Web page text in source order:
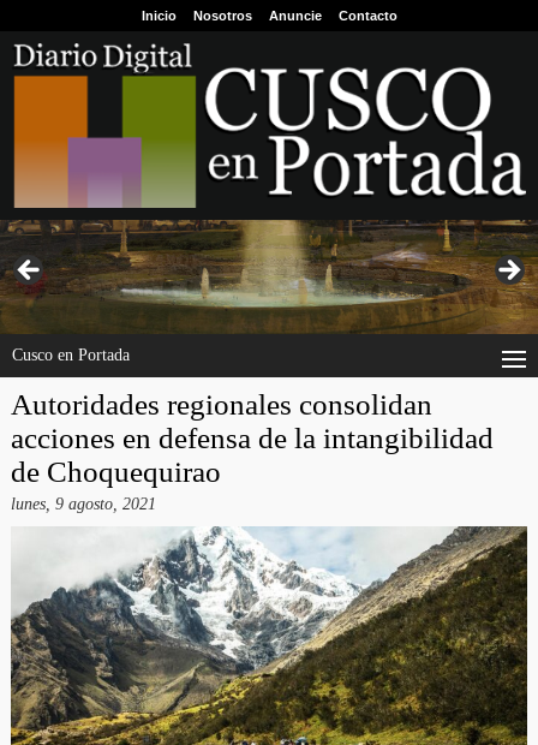
Inicio Nosotros Anuncie Contacto
Cusco en Portada
Autoridades regionales consolidan
acciones en defensa de la intangibilidad
de Choquequirao
lunes, 9 agosto, 2021